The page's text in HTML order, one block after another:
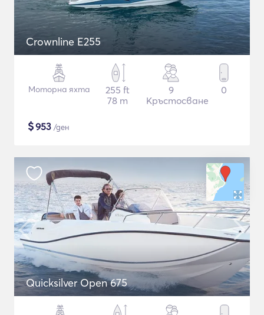
Crownline E255
Моторна яхта
255 ft
78 m
9
Кръстосване
0
$953 /ден
Quicksilver Open 675